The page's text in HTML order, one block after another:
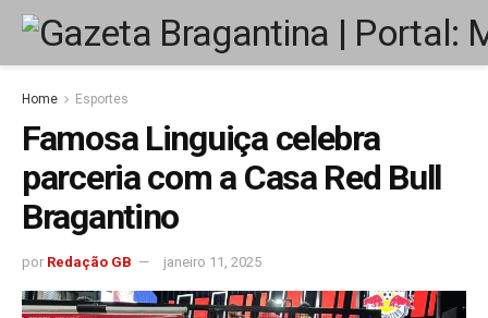
Home Esportes
Famosa Linguiça celebra
parceria com a Casa Red Bull
Bragantino
por Redação GB janeiro 11, 2025